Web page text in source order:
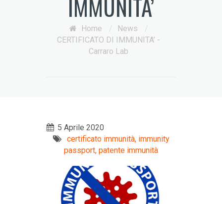
Home / News
/
CERTIFICATO DI IMMUNITA’ -
Carraro Lab
5 Aprile 2020
certificato immunità, immunity
passport, patente immunità